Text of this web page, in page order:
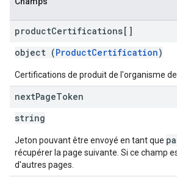
productCertifications[]
object (ProductCertification)
Certifications de produit de l'organisme
nextPageToken
string
Jeton pouvant être envoyé en tant que
récupérer la page suivante. Si ce champ
d'autres pages.